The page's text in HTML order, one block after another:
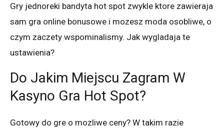
Gry jednoreki bandyta hot spot zwykle ktore zawieraja
sam gra online bonusowe i mozesz moda osobliwe, o
czym zaczety wspominalismy. Jak wygladaja te
ustawienia?
Do Jakim Miejscu Zagram W
Kasyno Gra Hot Spot?
Gotowy do gre o mozliwe ceny? W takim razie